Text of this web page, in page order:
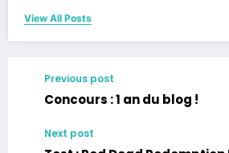
View All Posts
Previous post
Concours : 1 an du blog !
Next post